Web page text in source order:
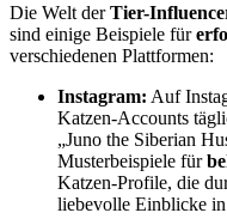
Die Welt derTier-
sind einige Beispiele für
verschiedenen Plattformen:
Instagram: Auf
Katzen-Accounts
„Juno the Siberian
Musterbeispiele für
Katzen-Profile, die
liebevolle Einblicke in